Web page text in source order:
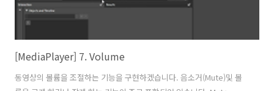
[MediaPlayer] 7. Volume
동영상의 볼륨을 조절하는 기능을 구현하겠습니다. 음소거(Mute)및 볼